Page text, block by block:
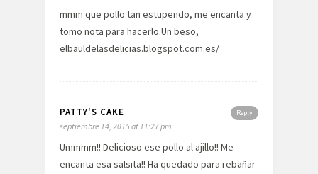
mmm que pollo tan estupendo, me encanta y
tomo nota para hacerlo.Un beso,
elbauldelasdelicias.blogspot.com.es/
Reply
PATTY'S CAKE
septiembre 14, 2015 at 11:27 pm
Ummmm!! Delicioso ese pollo al ajillo!! Me
encanta esa salsita!! Ha quedado para rebañar